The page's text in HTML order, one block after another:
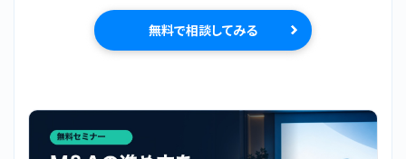
無料で相談してみる